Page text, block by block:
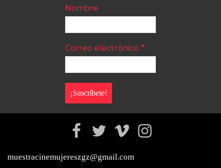
Nombre
Correo electrónico *
muestracinemujereszgz@gmail.com